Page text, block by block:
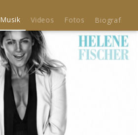
Musik Videos Fotos Biografie